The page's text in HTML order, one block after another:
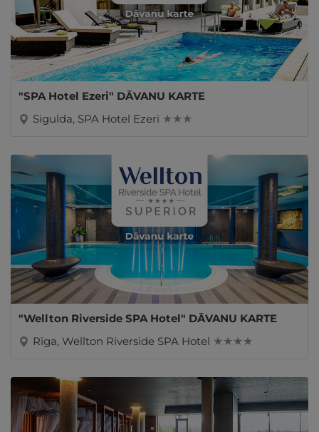
"SPA Hotel Ezeri" DĀVANU KARTE
Sigulda, SPA Hotel Ezeri ★ ★ ★
"Wellton Riverside SPA Hotel" DĀVANU KARTE
Rīga, Wellton Riverside SPA Hotel ★ ★ ★ ★